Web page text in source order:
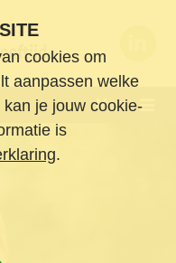
Menu
ondersteuning
& Ondersteuning
media
cookies om
aanpassen welke
je jouw cookie-
is
.